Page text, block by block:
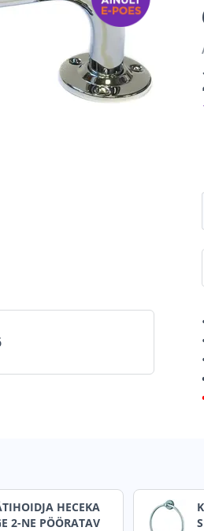
HECEKA
2-NE PÖÖRATAV